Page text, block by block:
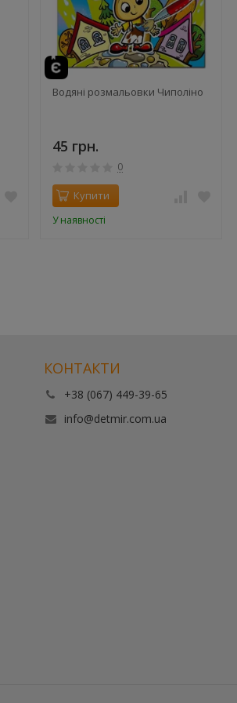
Водяні розмальовки Чиполіно
45 грн.
0
Купити
У наявності
КОНТАКТИ
+38 (067) 449-39-65
info@detmir.com.ua